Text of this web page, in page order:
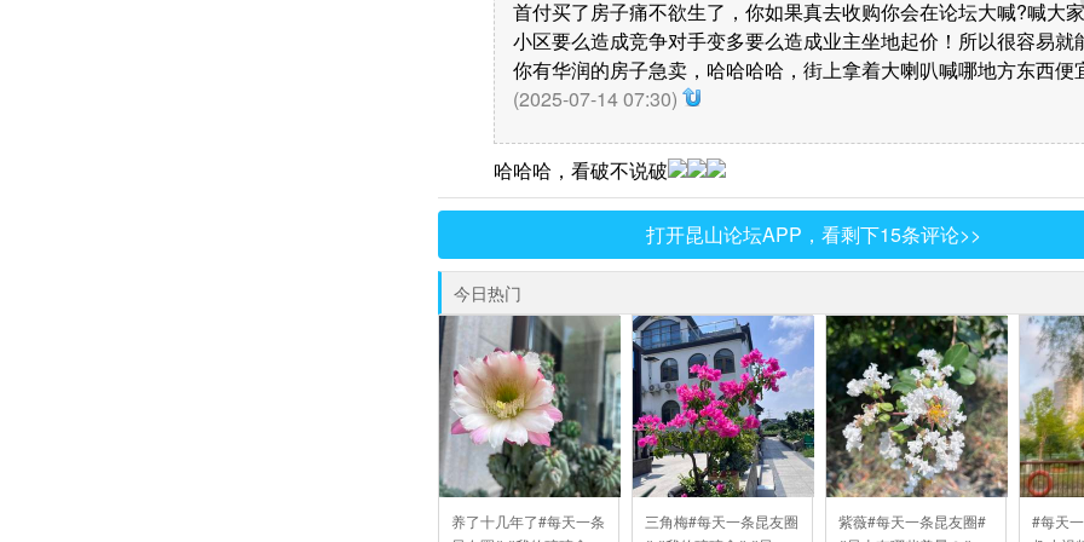
首付买了房子痛不欲生了，你如果真去收购你会在论坛大喊?喊大
小区要么造成竞争对手变多要么造成业主坐地起价！所以很容易就
你有华润的房子急卖，哈哈哈哈，街上拿着大喇叭喊哪地方东西便
(2025-07-14 07:30)
哈哈哈，看破不说破
打开昆山论坛APP，看剩下15条评论>>
今日热门
养了十几年了#每天一条
三角梅#每天一条昆友圈
紫薇#每天一条昆友圈#
#每天